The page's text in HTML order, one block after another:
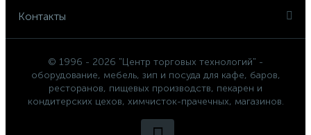
Контакты
© 1996 - 2026 "Центр торговых технологий" -
оборудование, мебель, зип и посуда для кафе, баров,
ресторанов, пищевых производств, пекарен и
кондитерских цехов, химчисток-прачечных, магазинов.